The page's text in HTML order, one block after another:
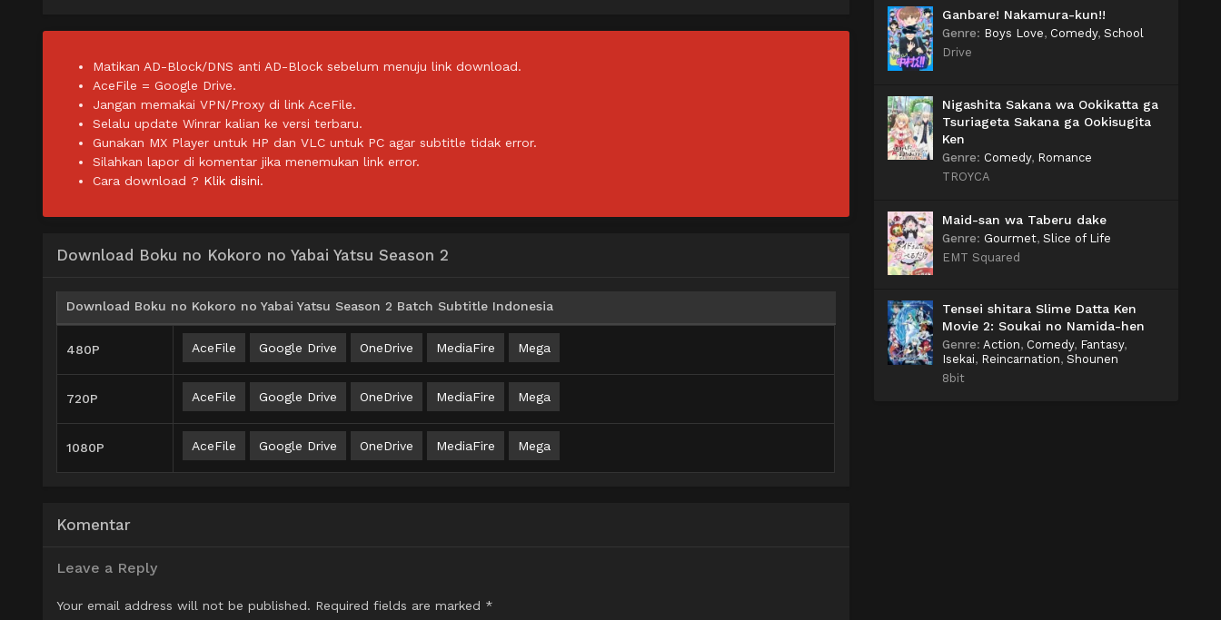
Matikan AD-Block/DNS anti AD-Block sebelum menuju link download.
AceFile = Google Drive.
Jangan memakai VPN/Proxy di link AceFile.
Selalu update Winrar kalian ke versi terbaru.
Gunakan MX Player untuk HP dan VLC untuk PC agar subtitle tidak error.
Silahkan lapor di komentar jika menemukan link error.
Cara download ? Klik disini.
Download Boku no Kokoro no Yabai Yatsu Season 2
Download Boku no Kokoro no Yabai Yatsu Season 2 Batch Subtitle Indonesia
480P AceFile Google Drive OneDrive MediaFire Mega
720P AceFile Google Drive OneDrive MediaFire Mega
1080P AceFile Google Drive OneDrive MediaFire Mega
Komentar
Leave a Reply
Your email address will not be published. Required fields are marked *
Ganbare! Nakamura-kun!!
Genre: Boys Love, Comedy, School
Drive
Nigashita Sakana wa Ookikatta ga
Tsuriageta Sakana ga Ookisugita
Ken
Genre: Comedy, Romance
TROYCA
Maid-san wa Taberu dake
Genre: Gourmet, Slice of Life
EMT Squared
Tensei shitara Slime Datta Ken
Movie 2: Soukai no Namida-hen
Genre: Action, Comedy, Fantasy,
Isekai, Reincarnation, Shounen
8bit